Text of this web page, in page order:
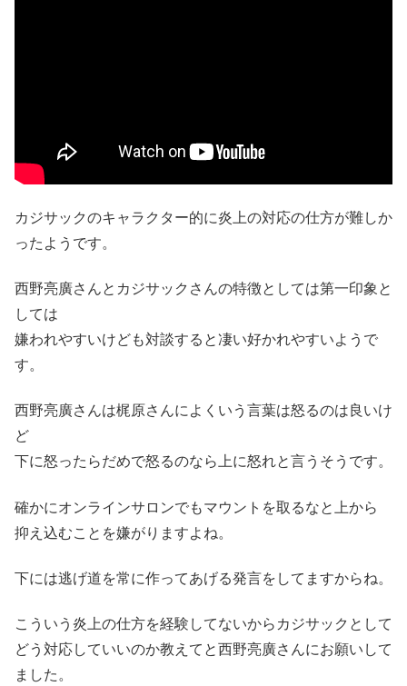
カジサックのキャラクター的に炎上の対応の仕方が難しか
ったようです。
西野亮廣さんとカジサックさんの特徴としては第一印象と
しては
嫌われやすいけども対談すると凄い好かれやすいようで
す。
西野亮廣さんは梶原さんによくいう言葉は怒るのは良いけ
ど
下に怒ったらだめで怒るのなら上に怒れと言うそうです。
確かにオンラインサロンでもマウントを取るなと上から
抑え込むことを嫌がりますよね。
下には逃げ道を常に作ってあげる発言をしてますからね。
こういう炎上の仕方を経験してないからカジサックとして
どう対応していいのか教えてと西野亮廣さんにお願いして
ました。